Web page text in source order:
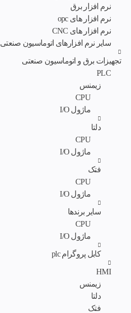
نرم افزار برق
نرم افزار های opc
نرم افزار های CNC
سایر نرم افزارهای اتوماسیون صنعتی
تجهیزات برق و اتوماسیون صنعتی
PLC
زیمنس
CPU
ماژول I/O
دلتا
CPU
ماژول I/O
فتک
CPU
ماژول I/O
سایر برندها
CPU
ماژول I/O
کابل پروگرام plc
HMI
زیمنس
دلتا
فتک